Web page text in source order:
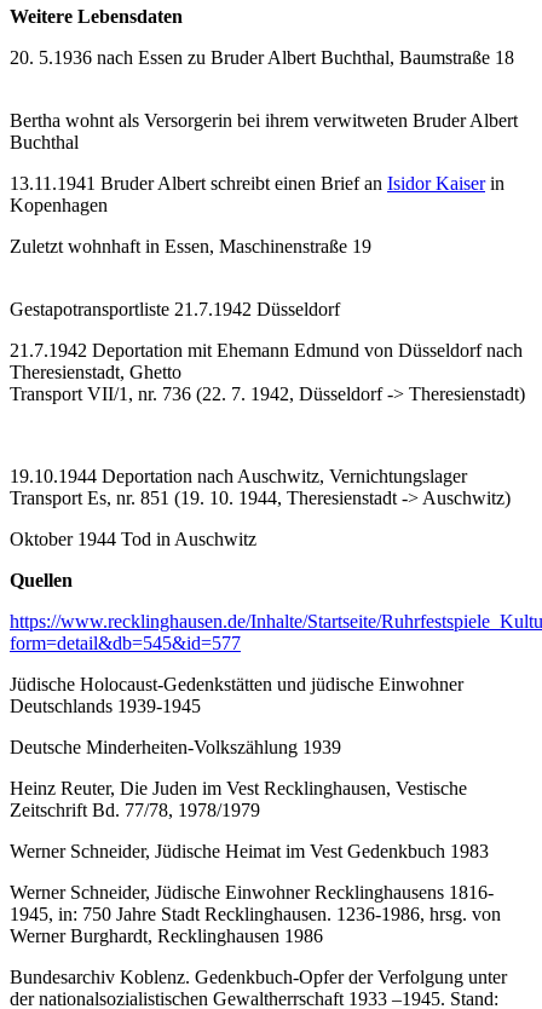
Weitere Lebensdaten
20. 5.1936 nach Essen zu Bruder Albert Buchthal, Baumstraße 18
Bertha wohnt als Versorgerin bei ihrem verwitweten Bruder Albert
Buchthal
13.11.1941 Bruder Albert schreibt einen Brief an Isidor Kaiserin
Kopenhagen
Zuletzt wohnhaft in Essen, Maschinenstraße 19
Gestapotransportliste 21.7.1942 Düsseldorf
21.7.1942 Deportation mit Ehemann Edmund von Düsseldorf nach
Theresienstadt, Ghetto
Transport VII/1, nr. 736 (22. 7. 1942, Düsseldorf -> Theresienstadt)
19.10.1944 Deportation nach Auschwitz, Vernichtungslager
Transport Es, nr. 851 (19. 10. 1944, Theresienstadt -> Auschwitz)
Oktober 1944 Tod in Auschwitz
Quellen
https://www.recklinghausen.de/Inhalte/Startseite/
form=detail&db=545&id=577
Jüdische Holocaust-Gedenkstätten und jüdische Einwohner
Deutschlands 1939-1945
Deutsche Minderheiten-Volkszählung 1939
Heinz Reuter, Die Juden im Vest Recklinghausen, Vestische
Zeitschrift Bd. 77/78, 1978/1979
Werner Schneider, Jüdische Heimat im Vest Gedenkbuch 1983
Werner Schneider, Jüdische Einwohner Recklinghausens 1816-
1945, in: 750 Jahre Stadt Recklinghausen. 1236-1986, hrsg. von
Werner Burghardt, Recklinghausen 1986
Bundesarchiv Koblenz. Gedenkbuch-Opfer der Verfolgung unter
der nationalsozialistischen Gewaltherrschaft 1933 –1945. Stand: